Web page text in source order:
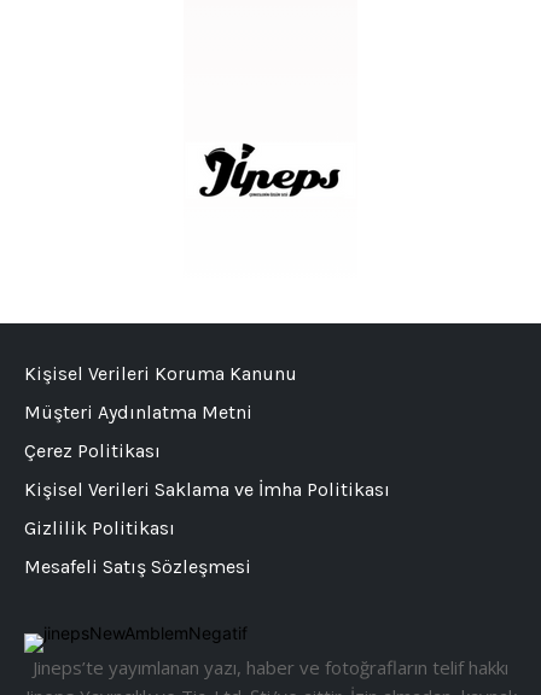
Jineps’te yayımlanan yazı, haber ve fotoğrafların telif hakkı
Kişisel Verileri Koruma Kanunu
Müşteri Aydınlatma Metni
Çerez Politikası
Kişisel Verileri Saklama ve İmha Politikası
Gizlilik Politikası
Mesafeli Satış Sözleşmesi